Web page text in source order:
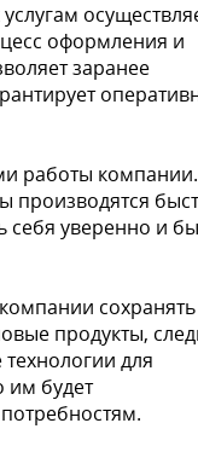
оформления и
заранее
работы компании.
производятся
себя уверенно и
сохранять
продукты,
для
им будет